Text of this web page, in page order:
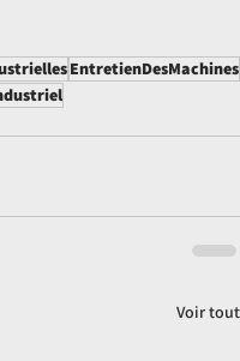
EntretienDesMachines
Voir tout